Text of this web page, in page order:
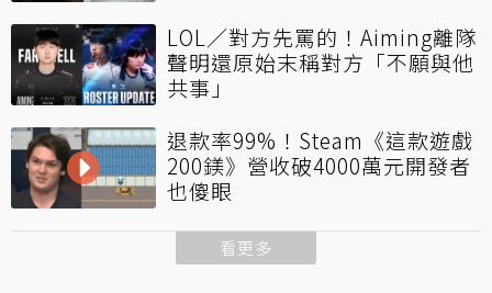
LOL／對方先罵的！Aiming離隊
聲明還原始末稱對方「不願與他
共事」
退款率99%！Steam《這款遊戲
200鎂》營收破4000萬元開發者
也傻眼
看更多